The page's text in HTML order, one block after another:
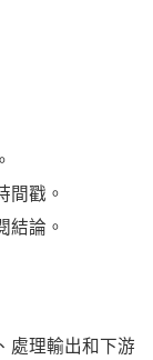
間戳。
結論。
處理輸出和下游